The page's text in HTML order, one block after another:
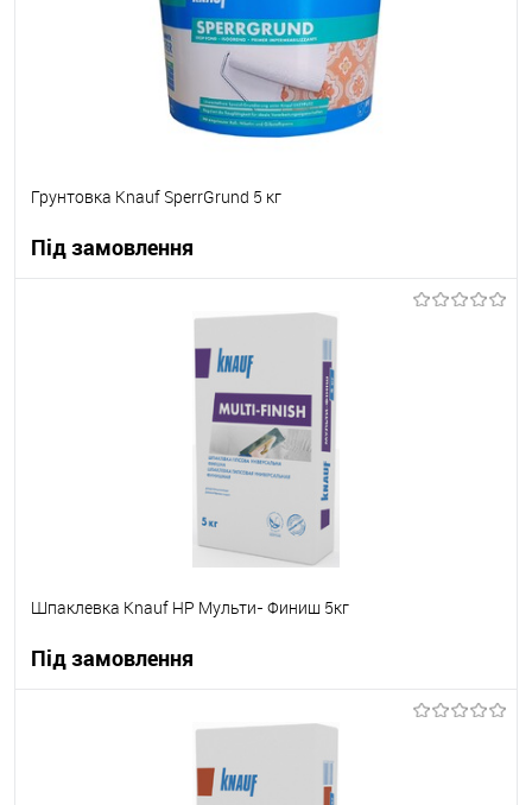
Грунтовка Knauf SperrGrund 5 кг
Під замовлення
В корзину
Під замовлення
Шпаклевка Knauf НР Мульти- Финиш 5кг
Під замовлення
В корзину
Під замовлення